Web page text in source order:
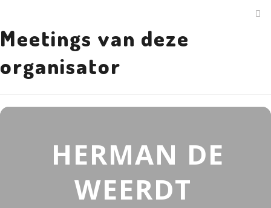
Meetings van deze
organisator
HERMAN DE
WEERDT